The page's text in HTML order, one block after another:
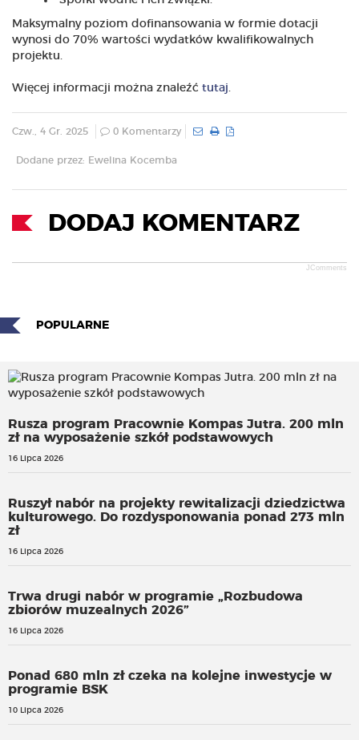
Maksymalny poziom dofinansowania w formie dotacji
wynosi do 70% wartości wydatków kwalifikowalnych
projektu.
Więcej informacji można znaleźć tutaj.
Czw., 4 Gr. 2025 0 Komentarzy
Dodane przez: Ewelina Kocemba
DODAJ KOMENTARZ
JComments
POPULARNE
Rusza program Pracownie Kompas Jutra. 200 mln
zł na wyposażenie szkół podstawowych
16 Lipca 2026
Ruszył nabór na projekty rewitalizacji dziedzictwa
kulturowego. Do rozdysponowania ponad 273 mln
zł
16 Lipca 2026
Trwa drugi nabór w programie „Rozbudowa
zbiorów muzealnych 2026”
16 Lipca 2026
Ponad 680 mln zł czeka na kolejne inwestycje w
programie BSK
10 Lipca 2026